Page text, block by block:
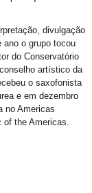
divulgação
o grupo tocou
do Conservatório
artístico da
o saxofonista
e em dezembro
no Americas
of the Americas.